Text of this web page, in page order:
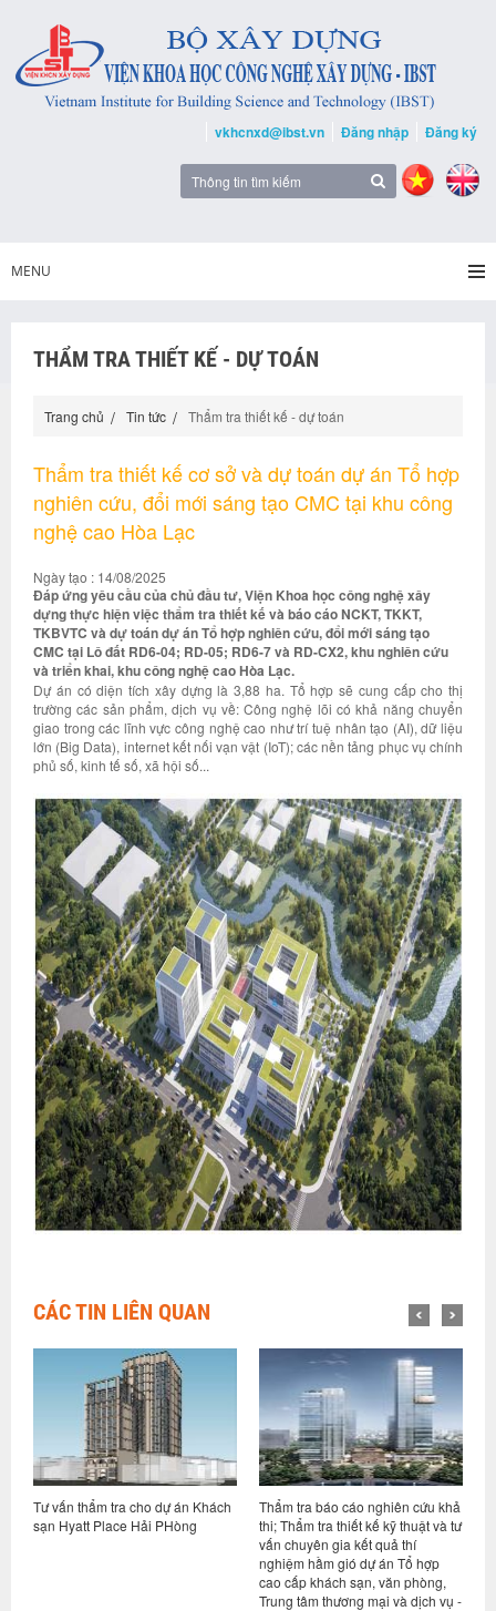
vkhcnxd@ibst.vn Đăng nhập Đăng ký
MENU
THẨM TRA THIẾT KẾ - DỰ TOÁN
Trang chủ Tin tức Thẩm tra thiết kế - dự toán
Thẩm tra thiết kế cơ sở và dự toán dự án Tổ hợp
nghiên cứu, đổi mới sáng tạo CMC tại khu công
nghệ cao Hòa Lạc
Ngày tạo : 14/08/2025
Đáp ứng yêu cầu của chủ đầu tư, Viện Khoa học công nghệ xây
dựng thực hiện việc thẩm tra thiết kế và báo cáo NCKT, TKKT,
TKBVTC và dự toán dự án Tổ hợp nghiên cứu, đổi mới sáng tạo
CMC tại Lô đất RD6-04; RD-05; RD6-7 và RD-CX2, khu nghiên cứu
và triển khai, khu công nghệ cao Hòa Lạc.
Dự án có diện tích xây dựng là 3,88 ha. Tổ hợp sẽ cung cấp cho thị
trường các sản phẩm, dịch vụ về: Công nghệ lõi có khả năng chuyển
giao trong các lĩnh vực công nghệ cao như trí tuệ nhân tạo (AI), dữ liệu
lớn (Big Data), internet kết nối vạn vật (IoT); các nền tảng phục vụ chính
phủ số, kinh tế số, xã hội số...
CÁC TIN LIÊN QUAN
Khách
Thẩm tra báo cáo nghiên cứu khả
thi; Thẩm tra thiết kế kỹ thuật và tư
cao cấp khách sạn, văn phòng,
Trung tâm thương mại và dịch vụ -
Tư vấn thẩm tra thiết kế bản vẽ
công, tổng dự toán và biện
thi công gói XL02 thuộc dự án
Nhà hát Hồ Gươm tại TP. Hà Nội